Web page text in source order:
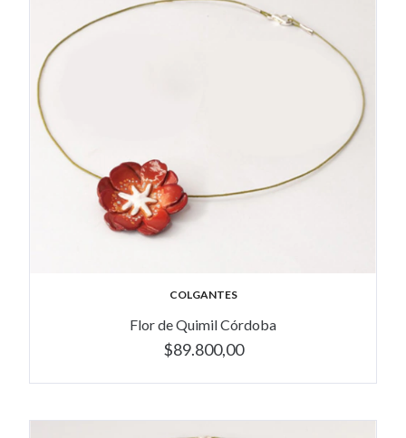
COLGANTES
Flor de Quimil Córdoba
$89.800,00